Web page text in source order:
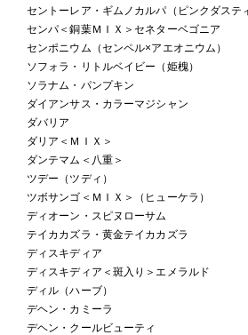
セントーレア・ギムノカルパ（ピンクダステ
センパ＜銅葉ＭＩＸ＞セネターベゴニア
センポニウム（センペル×アエオニウム）
ソフォラ・リトルベイビー（姫槐）
ソラナム・パンプキン
ダイアンサス・カラーマジシャン
ダバリア
ダリア＜ＭＩＸ＞
ダンテマム＜八重＞
ツデー（ツディ）
ツボサンゴ＜ＭＩＸ＞（ヒューケラ）
ディオーン・スピヌローサム
テイカカズラ・黄金テイカカズラ
ディスキディア
ディスキディア＜斑入り＞エメラルド
ディル（ハーブ）
デヘン・カミーラ
デヘン・クールビューティ